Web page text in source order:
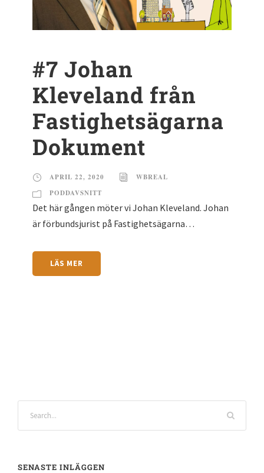
#7 Johan
Kleveland från
Fastighetsägarna
Dokument
APRIL 22, 2020
WBREAL
PODDAVSNITT
Det här gången möter vi Johan Kleveland. Johan
är förbundsjurist på Fastighetsägarna…
LÄS MER
SENASTE INLÄGGEN